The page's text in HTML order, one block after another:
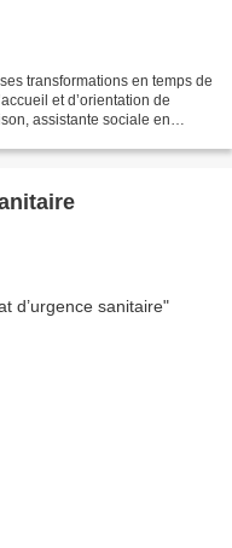
transformations en temps de
et d’orientation de
assistante sociale en